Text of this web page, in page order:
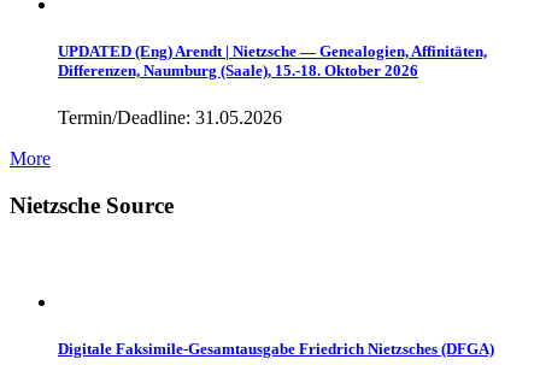
UPDATED (Eng) Arendt | Nietzsche — Genealogien, Affinitäten,
Differenzen, Naumburg (Saale), 15.-18. Oktober 2026
Termin/Deadline: 31.05.2026
More
Nietzsche Source
Digitale Faksimile-Gesamtausgabe Friedrich Nietzsches (DFGA)